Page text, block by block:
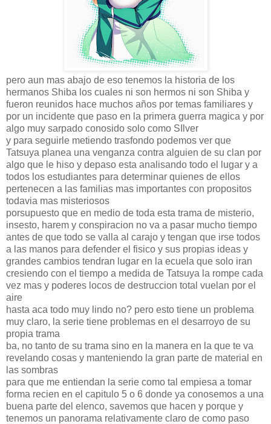
pero aun mas abajo de eso tenemos la historia de los
hermanos Shiba los cuales ni son hermos ni son Shiba y
fueron reunidos hace muchos años por temas familiares y
por un incidente que paso en la primera guerra magica y por
algo muy sarpado conosido solo como SIlver
y para seguirle metiendo trasfondo podemos ver que
Tatsuya planea una venganza contra alguien de su clan por
algo que le hiso y depaso esta analisando todo el lugar y a
todos los estudiantes para determinar quienes de ellos
pertenecen a las familias mas importantes con propositos
todavia mas misteriosos
porsupuesto que en medio de toda esta trama de misterio,
insesto, harem y conspiracion no va a pasar mucho tiempo
antes de que todo se valla al carajo y tengan que irse todos
a las manos para defender el fisico y sus propias ideas y
grandes cambios tendran lugar en la ecuela que solo iran
cresiendo con el tiempo a medida de Tatsuya la rompe cada
vez mas y poderes locos de destruccion total vuelan por el
aire
hasta aca todo muy lindo no? pero esto tiene un problema
muy claro, la serie tiene problemas en el desarroyo de su
propia trama
ba, no tanto de su trama sino en la manera en la que te va
revelando cosas y manteniendo la gran parte de material en
las sombras
para que me entiendan la serie como tal empiesa a tomar
forma recien en el capitulo 5 o 6 donde ya conosemos a una
buena parte del elenco, savemos que hacen y porque y
tenemos un panorama relativamente claro de como paso